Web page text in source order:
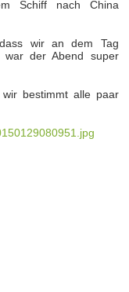
Schiff nach China
wir an dem Tag
war der Abend super
bestimmt alle paar